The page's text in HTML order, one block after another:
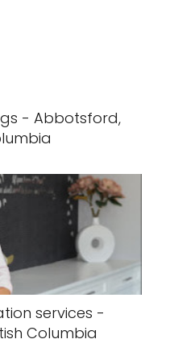
- Abbotsford,
services -
Columbia